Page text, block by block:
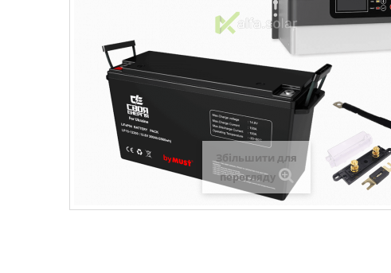
Збільшити для
перегляду